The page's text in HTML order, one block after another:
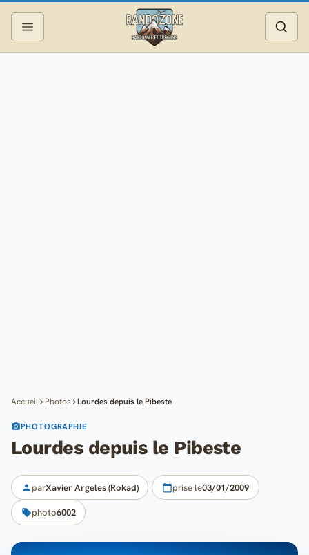
Accueil Photos Lourdes depuis le Pibeste
PHOTOGRAPHIE
Lourdes depuis le Pibeste
parXavier Argeles (Rokad) prise le03/01/2009
photo6002